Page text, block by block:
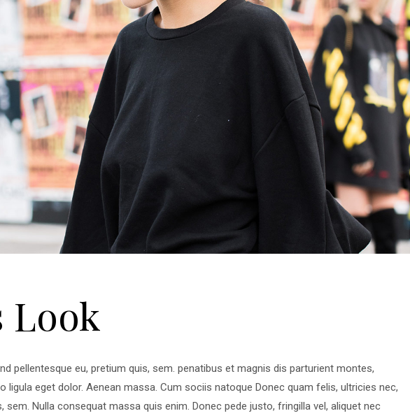
Look
pellentesque eu, pretium quis, sem. penatibus et magnis dis parturient montes,
ligula eget dolor. Aenean massa. Cum sociis natoque Donec quam felis, ultricies nec,
sem. Nulla consequat massa quis enim. Donec pede justo, fringilla vel, aliquet nec